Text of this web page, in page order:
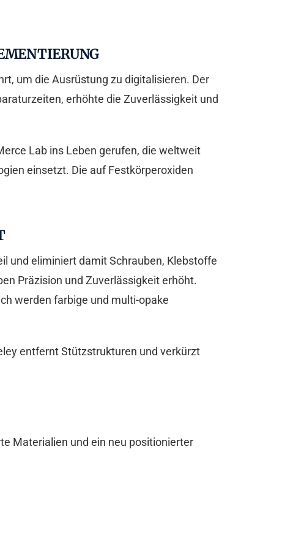
um die Ausrüstung zu digitalisieren. Der
erhöhte die Zuverlässigkeit und
Lab ins Leben gerufen, die weltweit
einsetzt. Die auf Festkörperoxiden
und eliminiert damit Schrauben, Klebstoffe
Präzision und Zuverlässigkeit erhöht.
werden farbige und multi-opake
entfernt Stützstrukturen und verkürzt
Materialien und ein neu positionierter